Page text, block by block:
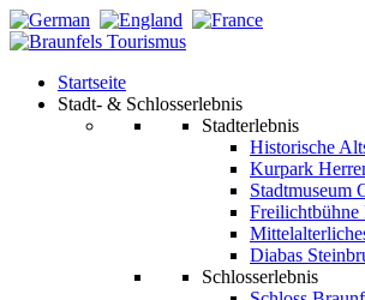
Startseite
Stadt- & Schlosserlebnis
Stadterlebnis
Historische
Kurpark
Stadtmuseum
Freilichtbühne
Diabas
Schlosserlebnis